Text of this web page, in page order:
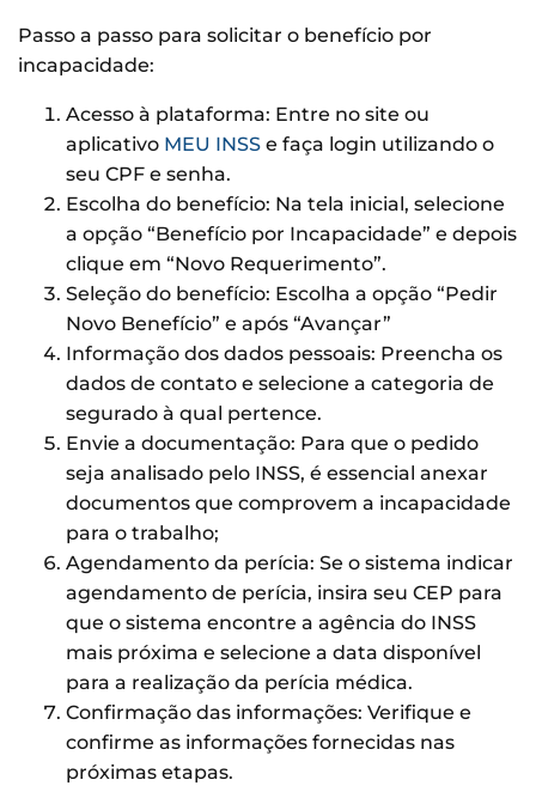
Passo a passo para solicitar o benefício por
incapacidade:
Acesso à plataforma: Entre no site ou
aplicativo MEU INSS e faça login utilizando o
seu CPF e senha.
Escolha do benefício: Na tela inicial, selecione
a opção “Benefício por Incapacidade” e depois
clique em “Novo Requerimento”.
Seleção do benefício: Escolha a opção “Pedir
Novo Benefício” e após “Avançar”
Informação dos dados pessoais: Preencha os
dados de contato e selecione a categoria de
segurado à qual pertence.
Envie a documentação: Para que o pedido
seja analisado pelo INSS, é essencial anexar
documentos que comprovem a incapacidade
para o trabalho;
Agendamento da perícia: Se o sistema indicar
agendamento de perícia, insira seu CEP para
que o sistema encontre a agência do INSS
mais próxima e selecione a data disponível
para a realização da perícia médica.
Confirmação das informações: Verifique e
confirme as informações fornecidas nas
próximas etapas.